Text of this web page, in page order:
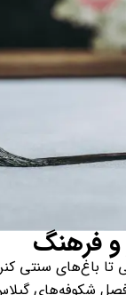
و فرهنگ
تا باغ‌های سنتی
گیلاس